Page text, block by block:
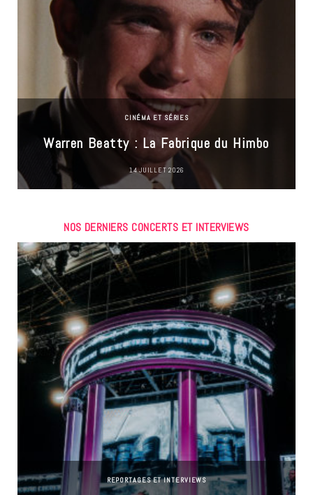
CINÉMA ET SÉRIES
Warren Beatty : La Fabrique du Himbo
14 JUILLET 2026
NOS DERNIERS CONCERTS ET INTERVIEWS
REPORTAGES ET INTERVIEWS